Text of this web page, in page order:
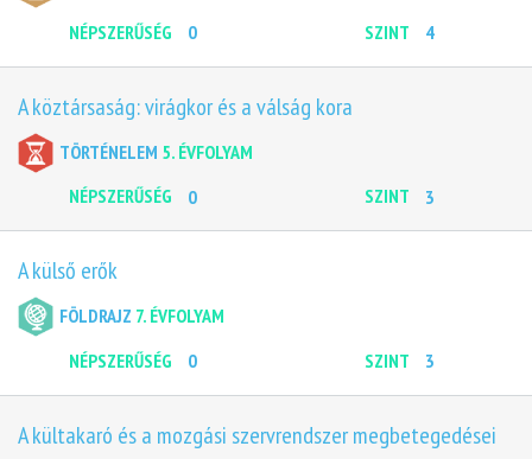
NÉPSZERŰSÉG
0 SZINT 4
A köztársaság: virágkor és a válság kora
TÖRTÉNELEM 5. ÉVFOLYAM
NÉPSZERŰSÉG
0 SZINT 3
A külső erők
FÖLDRAJZ 7. ÉVFOLYAM
NÉPSZERŰSÉG
0 SZINT 3
A kültakaró és a mozgási szervrendszer megbetegedései